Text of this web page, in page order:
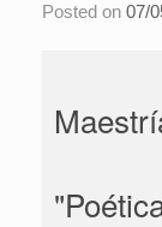
Posted on 07/